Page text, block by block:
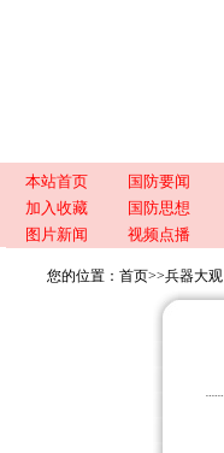
本站首页 国防要闻
加入收藏
国防思想
图片新闻
视频点播
您的位置： 首页>>兵器大观